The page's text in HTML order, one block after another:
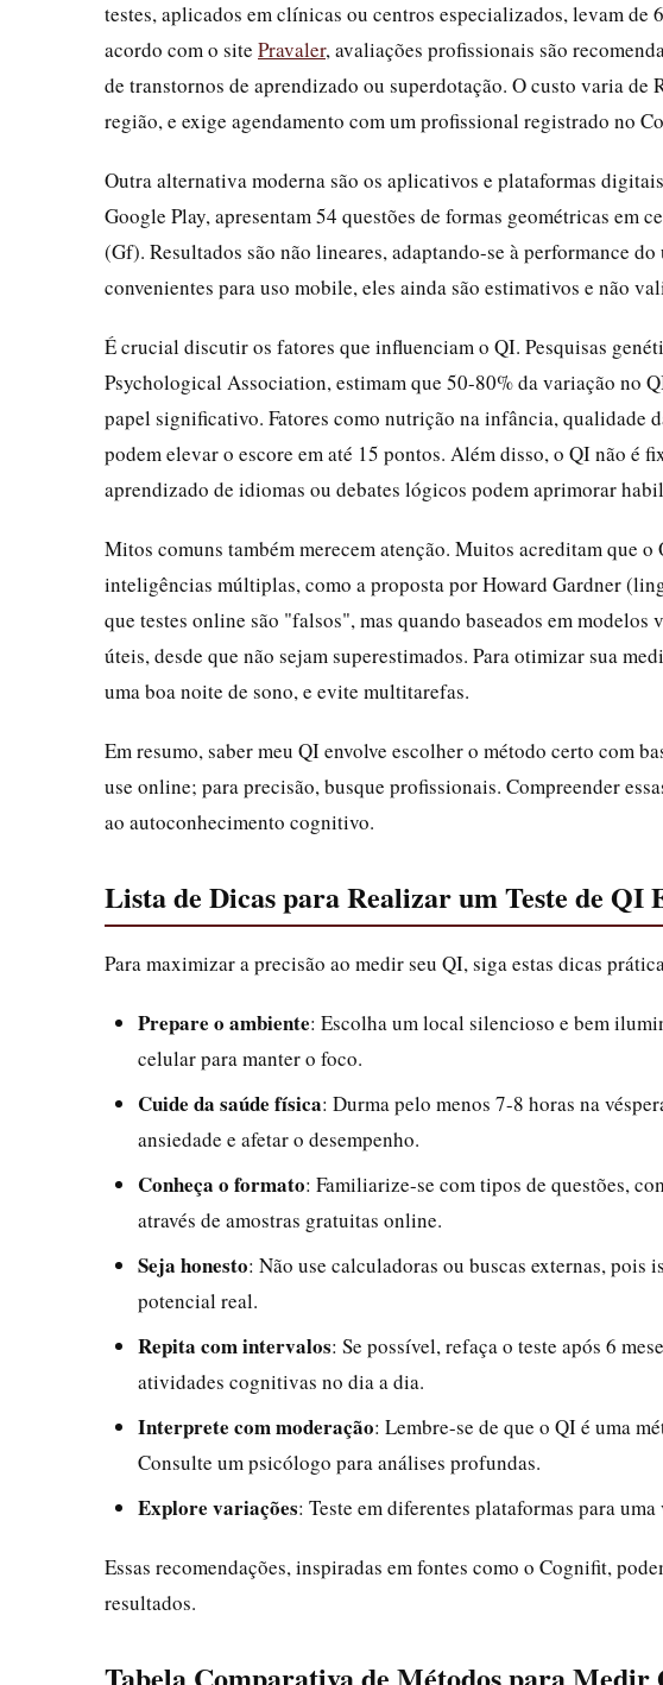
testes, aplicados em clínicas ou centros especializados, levam de
acordo com o site Pravaler, avaliações profissionais são
de transtornos de aprendizado ou superdotação. O custo varia de
região, e exige agendamento com um profissional registrado no
Outra alternativa moderna são os aplicativos e plataformas
Google Play, apresentam 54 questões de formas geométricas em
(Gf). Resultados são não lineares, adaptando-se à performance
convenientes para uso mobile, eles ainda são estimativos e não
É crucial discutir os fatores que influenciam o QI. Pesquisas
Psychological Association, estimam que 50-80% da variação no
papel significativo. Fatores como nutrição na infância, qualidade
podem elevar o escore em até 15 pontos. Além disso, o QI não é
aprendizado de idiomas ou debates lógicos podem aprimorar
Mitos comuns também merecem atenção. Muitos acreditam que
inteligências múltiplas, como a proposta por Howard Gardner
que testes online são "falsos", mas quando baseados em
úteis, desde que não sejam superestimados. Para otimizar sua
uma boa noite de sono, e evite multitarefas.
Em resumo, saber meu QI envolve escolher o método certo com
use online; para precisão, busque profissionais. Compreender
ao autoconhecimento cognitivo.
Lista de Dicas para Realizar um Teste de QI
Para maximizar a precisão ao medir seu QI, siga estas dicas
Prepare o ambiente: Escolha um local silencioso e bem
celular para manter o foco.
Cuide da saúde física: Durma pelo menos 7-8 horas na
ansiedade e afetar o desempenho.
Conheça o formato: Familiarize-se com tipos de questões,
através de amostras gratuitas online.
Seja honesto: Não use calculadoras ou buscas externas, pois
potencial real.
Repita com intervalos: Se possível, refaça o teste após 6
atividades cognitivas no dia a dia.
Interprete com moderação: Lembre-se de que o QI é uma
Consulte um psicólogo para análises profundas.
Explore variações: Teste em diferentes plataformas para
Essas recomendações, inspiradas em fontes como o Cognifit,
resultados.